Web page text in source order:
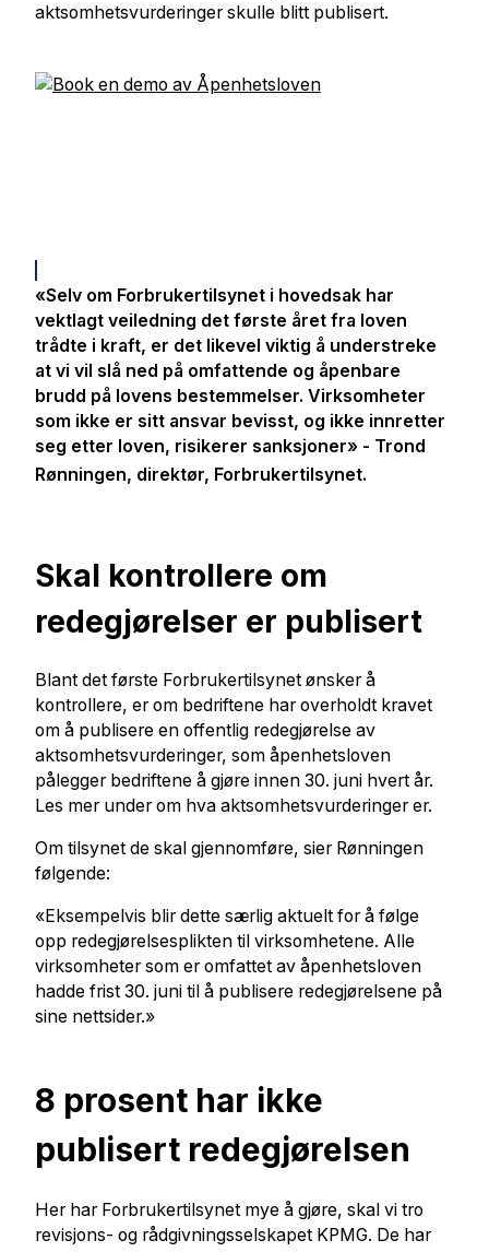
aktsomhetsvurderinger skulle blitt publisert.
«Selv om Forbrukertilsynet i hovedsak har
vektlagt veiledning det første året fra loven
trådte i kraft, er det likevel viktig å understreke
at vi vil slå ned på omfattende og åpenbare
brudd på lovens bestemmelser. Virksomheter
som ikke er sitt ansvar bevisst, og ikke innretter
seg etter loven, risikerer sanksjoner» - Trond
Rønningen, direktør, Forbrukertilsynet.
Skal kontrollere om
redegjørelser er publisert
Blant det første Forbrukertilsynet ønsker å
kontrollere, er om bedriftene har overholdt kravet
om å publisere en offentlig redegjørelse av
aktsomhetsvurderinger, som åpenhetsloven
pålegger bedriftene å gjøre innen 30. juni hvert år.
Les mer under om hva aktsomhetsvurderinger er.
Om tilsynet de skal gjennomføre, sier Rønningen
følgende:
«Eksempelvis blir dette særlig aktuelt for å følge
opp redegjørelsesplikten til virksomhetene. Alle
virksomheter som er omfattet av åpenhetsloven
hadde frist 30. juni til å publisere redegjørelsene på
sine nettsider.»
8 prosent har ikke
publisert redegjørelsen
Her har Forbrukertilsynet mye å gjøre, skal vi tro
revisjons- og rådgivningsselskapet KPMG. De har